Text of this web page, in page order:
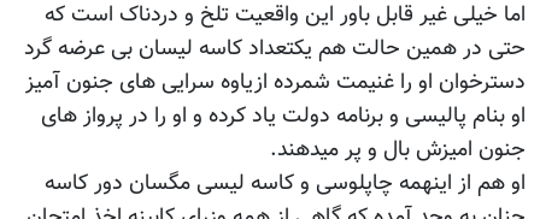
اما خیلی غیر قابل باور این واقعیت تلخ و دردناک است که
حتی در همین حالت هم یکتعداد کاسه لیسان بی عرضه گرد
دسترخوان او را غنیمت شمرده ازیاوه سرایی های جنون آمیز
او بنام پالیسی و برنامه دولت یاد کرده و او را در پرواز های
جنون امیزش بال و پر میدهند.
او هم از اینهمه چاپلوسی و کاسه لیسی مگسان دور کاسه